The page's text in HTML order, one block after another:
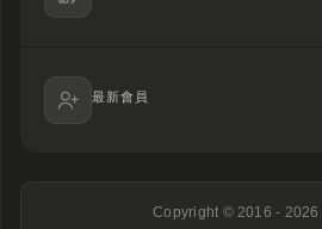
最新會員
Copyright © 2016 - 2026